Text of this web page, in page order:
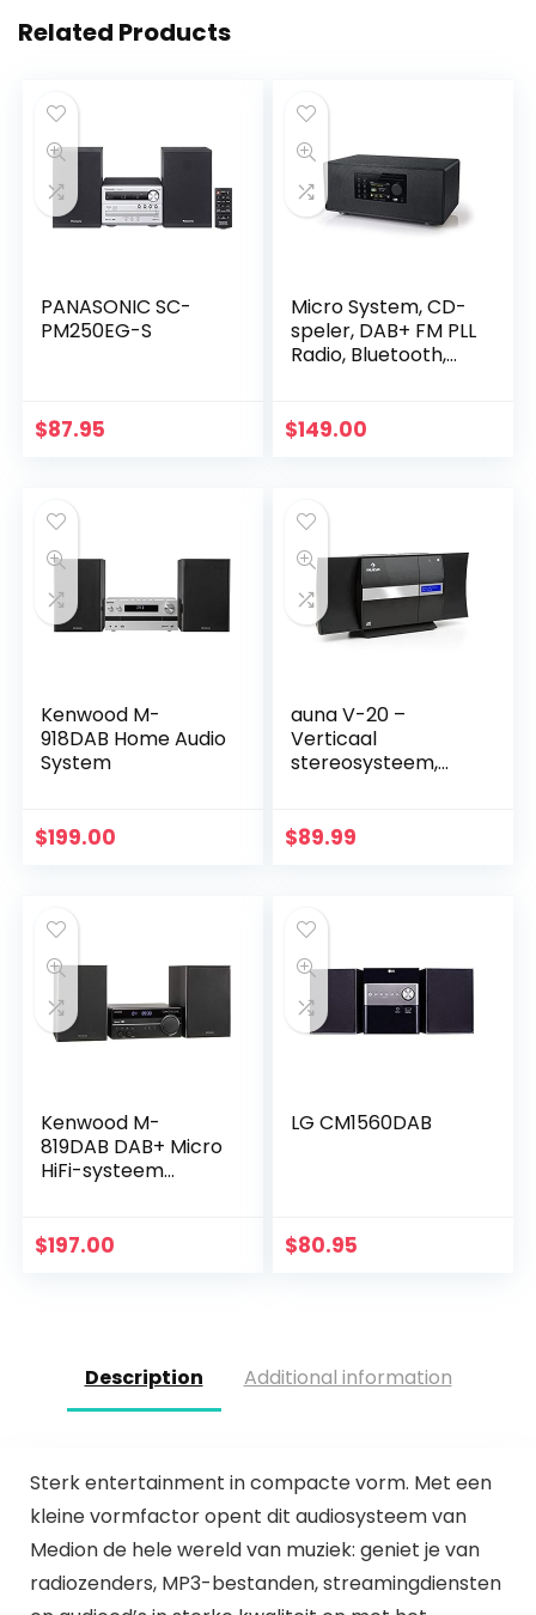
Related Products
PANASONIC SC-
PM250EG-S
$87.95
Micro System, CD-
speler, DAB+ FM PLL
Radio, Bluetooth,
NFC:
$149.00
Kenwood M-
918DAB Home Audio
System
$199.00
auna V-20 –
Verticaal
stereosysteem,
tuner,
$89.99
Kenwood M-
819DAB DAB+ Micro
HiFi-systeem
audiostreaming,
$197.00
LG CM1560DAB
$80.95
Description Additional information
Sterk entertainment in compacte vorm. Met een
kleine vormfactor opent dit audiosysteem van
Medion de hele wereld van muziek: geniet je van
radiozenders, MP3-bestanden, streamingdiensten